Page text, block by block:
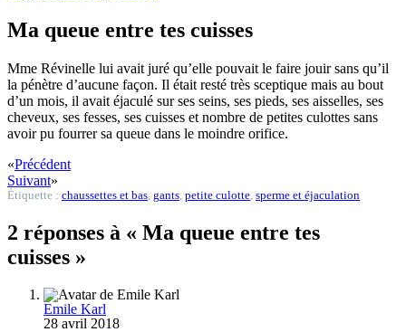
Ma queue entre tes cuisses
Mme Révinelle lui avait juré qu’elle pouvait le faire jouir sans qu’il
la pénètre d’aucune façon. Il était resté très sceptique mais au bout
d’un mois, il avait éjaculé sur ses seins, ses pieds, ses aisselles, ses
cheveux, ses fesses, ses cuisses et nombre de petites culottes sans
avoir pu fourrer sa queue dans le moindre orifice.
«Précédent
Suivant»
Étiquette : chaussettes et bas gants petite culotte sperme et éjaculation
2 réponses à « Ma queue entre tes
cuisses »
Emile Karl
28 avril 2018